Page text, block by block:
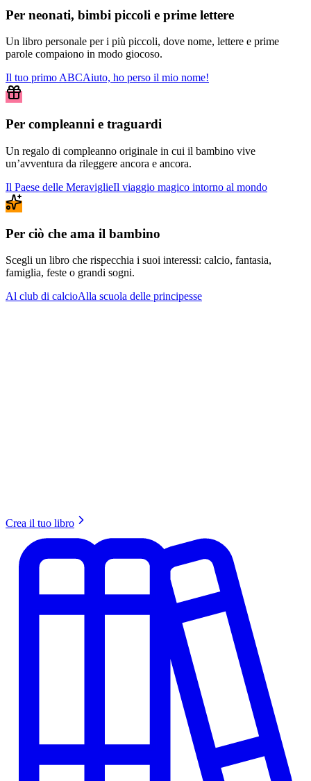
Per neonati, bimbi piccoli e prime lettere
Un libro personale per i più piccoli, dove nome, lettere e prime
parole compaiono in modo giocoso.
Il tuo primo ABCAiuto, ho perso il mio nome!
Per compleanni e traguardi
Un regalo di compleanno originale in cui il bambino vive
un’avventura da rileggere ancora e ancora.
Il Paese delle MeraviglieIl viaggio magico intorno al mondo
Per ciò che ama il bambino
Scegli un libro che rispecchia i suoi interessi: calcio, fantasia,
famiglia, feste o grandi sogni.
Al club di calcioAlla scuola delle principesse
Crea il tuo libro